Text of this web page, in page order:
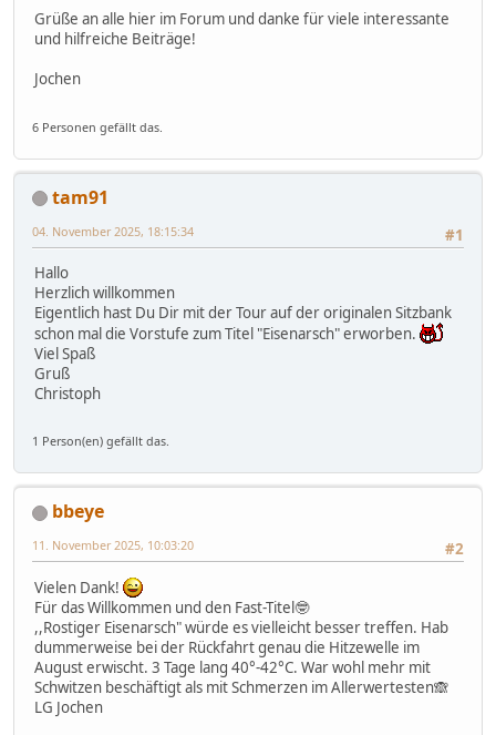
Grüße an alle hier im Forum und danke für viele interessante
und hilfreiche Beiträge!
Jochen
6 Personen gefällt das.
tam91
#1
04. November 2025, 18:15:34
Hallo
Herzlich willkommen
Eigentlich hast Du Dir mit der Tour auf der originalen Sitzbank
schon mal die Vorstufe zum Titel "Eisenarsch" erworben.
Viel Spaß
Gruß
Christoph
1 Person(en) gefällt das.
bbeye
#2
11. November 2025, 10:03:20
Vielen Dank!
Für das Willkommen und den Fast-Titel🤓
,,Rostiger Eisenarsch" würde es vielleicht besser treffen. Hab
dummerweise bei der Rückfahrt genau die Hitzewelle im
August erwischt. 3 Tage lang 40°-42°C. War wohl mehr mit
Schwitzen beschäftigt als mit Schmerzen im Allerwertesten🙈
LG Jochen